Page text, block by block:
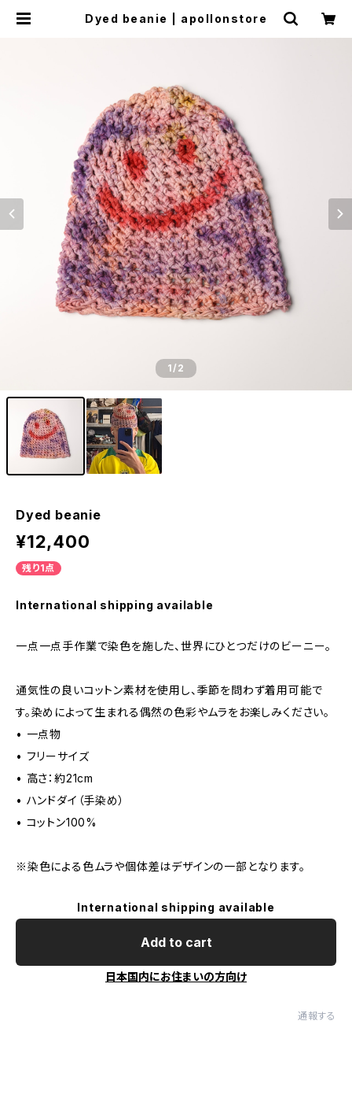
Dyed beanie | apollonstore
1/2
Dyed beanie
¥12,400
残り1点
International shipping available
一点一点手作業で染色を施した、世界にひとつだけのビーニー。
通気性の良いコットン素材を使用し、季節を問わず着用可能で
す。染めによって生まれる偶然の色彩やムラをお楽しみください。
• 一点物
• フリーサイズ
• 高さ：約21cm
• ハンドダイ（手染め）
• コットン100%
※染色による色ムラや個体差はデザインの一部となります。
International shipping available
Add to cart
日本国内にお住まいの方向け
通報する